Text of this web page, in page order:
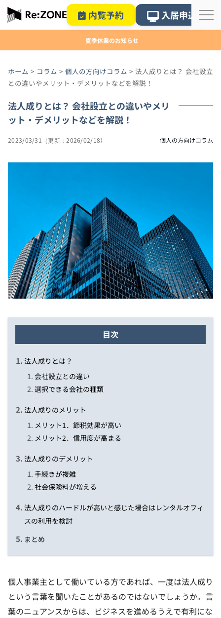
内覧予約 入居申込
夏季休業のお知らせ
ホーム > コラム > 個人の方向けコラム > 法人成りとは？ 会社設立
との違いやメリット・デメリットなどを解説！
法人成りとは？ 会社設立との違いやメリ
ット・デメリットなどを解説！
2023/03/31 2026/02/18 個人の方向けコラム
目次
法人成りとは？
会社設立との違い
選択できる会社の種類
法人成りのメリット
メリット1．節税効果が高い
メリット2．信用度が高まる
法人成りのデメリット
手続きが複雑
社会保険料が増える
法人成りのハードルが高いと感じた場合はレンタルオフィ
スの利用を検討
まとめ
個人事業主として働いている方であれば、一度は法人成り
という言葉を聞いたことがあるのではないでしょうか。言
葉のニュアンスからは、ビジネスを進めるうえで有利にな